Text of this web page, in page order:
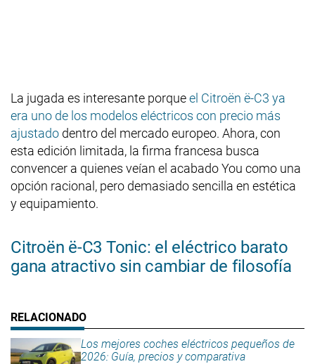
La jugada es interesante porqueel Citroën ë-C3 ya
era uno de los modelos eléctricos con precio más
ajustado dentro del mercado europeo. Ahora, con
esta edición limitada, la firma francesa busca
convencer a quienes veían el acabado You como una
opción racional, pero demasiado sencilla en estética
y equipamiento.
Citroën ë-C3 Tonic: el eléctrico barato
gana atractivo sin cambiar de filosofía
Los mejores coches eléctricos pequeños de
2026: Guía, precios y comparativa